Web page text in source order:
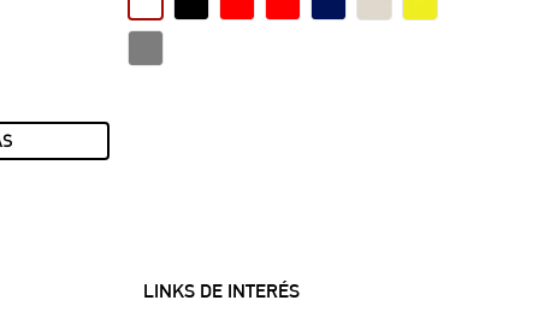
LINKS DE INTERÉS